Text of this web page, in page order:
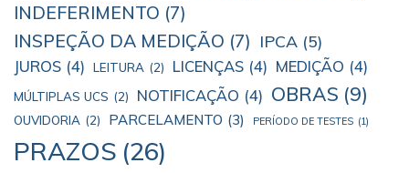
INDEFERIMENTO (7)
INSPEÇÃO DA MEDIÇÃO (7) IPCA (5)
JUROS (4) LEITURA (2) LICENÇAS (4) MEDIÇÃO (4)
MÚLTIPLAS UCS (2) NOTIFICAÇÃO (4) OBRAS (9)
OUVIDORIA (2) PARCELAMENTO (3) PERÍODO DE TESTES (1)
PRAZOS (26)